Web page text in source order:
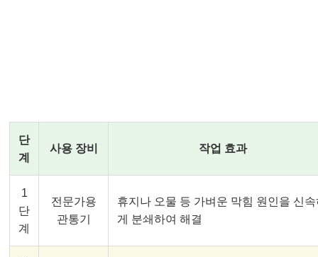
단
계
사용 장비 작업 효과
1
단
계
전문가용
관통기
휴지나 오물 등 가벼운 막힘 원인을 신속
게 분쇄하여 해결